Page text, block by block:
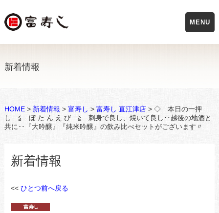
新着情報
HOME> 新着情報 > 富寿し > 富寿し 直江津店> ◇ 本日の一押
し ≦ ぼ た ん え び ≧ 刺身で良し、焼いて良し‥越後の地酒と
共に‥『大吟醸』『純米吟醸』の飲み比べセットがございます〃
新着情報
<< ひとつ前へ戻る
MENU